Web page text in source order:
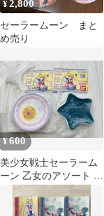
¥2,800
セーラームーン まと
め売り
¥600
美少女戦士セーラーム
ーン 乙女のアソート コ
レクション D賞 豆皿2
種類セット